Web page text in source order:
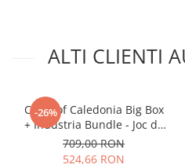
Colectii Oficiale Topps si Panini si
Grand Archive TCG
Alte TCG-uri
Carti singles
ALTI CLIENTI
-26%
Clans of Caledonia Big Box
+ Industria Bundle - Joc de
Societate Strategic
709,00 RON
524,66 RON